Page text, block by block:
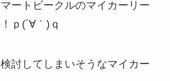
ートビークルのマイカーリー
ｐ(´∀｀)ｑ
討してしまいそうなマイカー